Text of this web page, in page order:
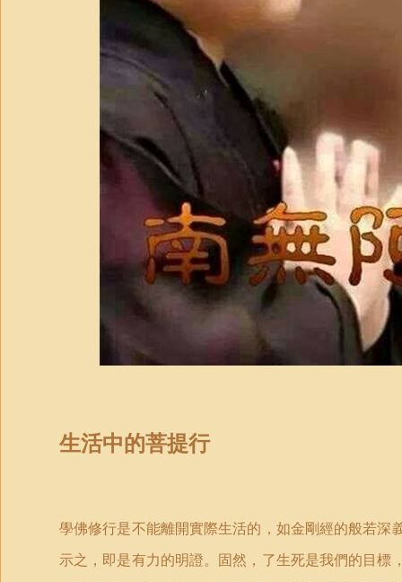
生活中的菩提行
學佛修行是不能離開實際生活的，如金剛經的般若
示之，即是有力的明證。固然，了生死是我們的目